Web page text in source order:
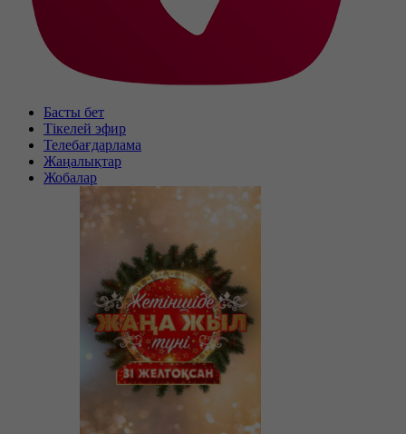
Басты бет
Тікелей эфир
Телебағдарлама
Жаңалықтар
Жобалар